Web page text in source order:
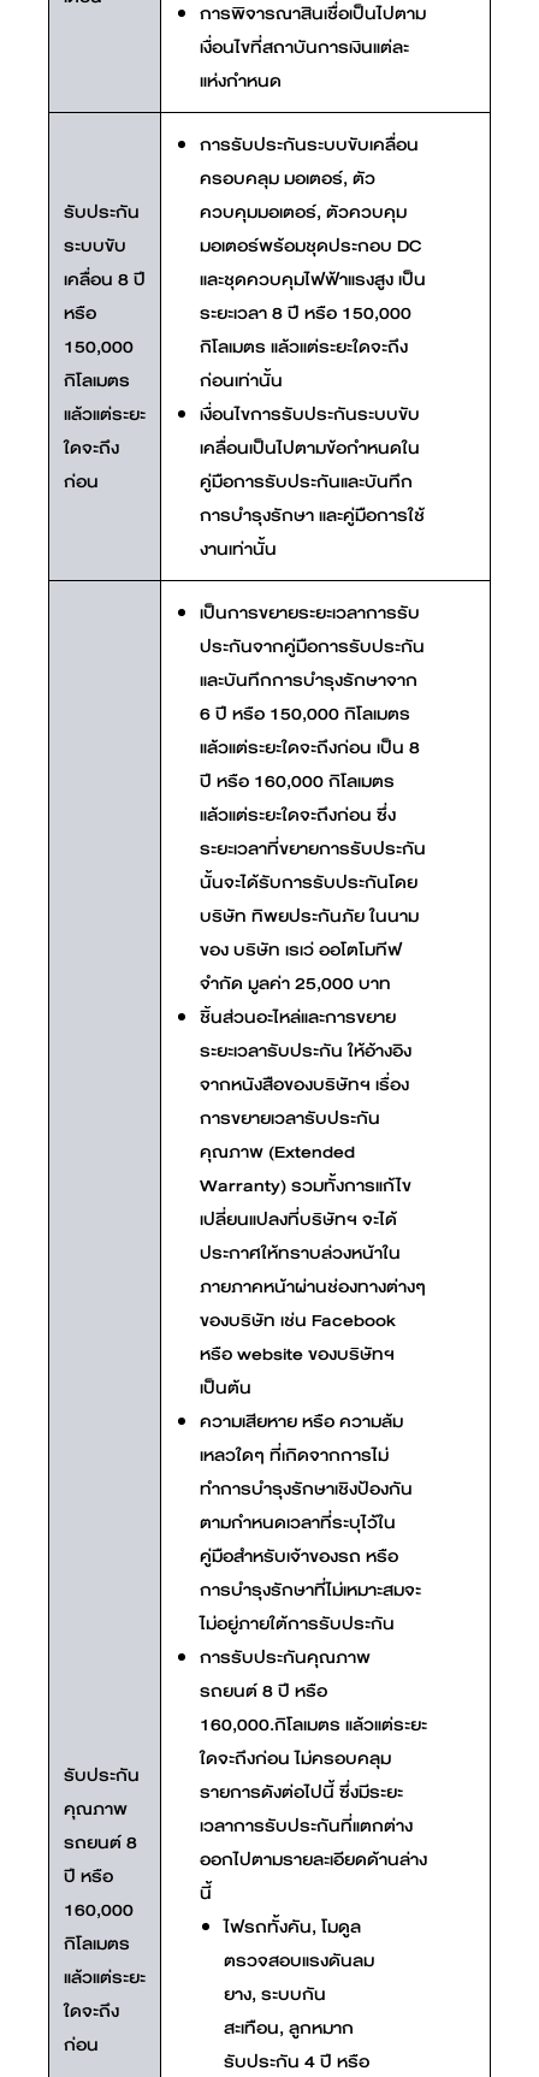
การพิจารณาสินเชื่อเป็นไปตาม
เงื่อนไขที่สถาบันการเงินแต่ละ
แห่งกำหนด
รับประกัน
ระบบขับ
เคลื่อน 8 ปี
หรือ
150,000
กิโลเมตร
แล้วแต่ระยะ
ใดจะถึง
ก่อน
การรับประกันระบบขับเคลื่อน
ครอบคลุม มอเตอร์, ตัว
ควบคุมมอเตอร์, ตัวควบคุม
มอเตอร์พร้อมชุดประกอบ DC
และชุดควบคุมไฟฟ้าแรงสูง เป็น
ระยะเวลา 8 ปี หรือ 150,000
กิโลเมตร แล้วแต่ระยะใดจะถึง
ก่อนเท่านั้น
เงื่อนไขการรับประกันระบบขับ
เคลื่อนเป็นไปตามข้อกำหนดใน
คู่มือการรับประกันและบันทึก
การบำรุงรักษา และคู่มือการใช้
งานเท่านั้น
รับประกัน
คุณภาพ
รถยนต์ 8
ปี หรือ
160,000
กิโลเมตร
แล้วแต่ระยะ
ใดจะถึง
ก่อน
เป็นการขยายระยะเวลาการรับ
ประกันจากคู่มือการรับประกัน
และบันทึกการบำรุงรักษาจาก
6 ปี หรือ 150,000 กิโลเมตร
แล้วแต่ระยะใดจะถึงก่อน เป็น 8
ปี หรือ 160,000 กิโลเมตร
แล้วแต่ระยะใดจะถึงก่อน ซึ่ง
ระยะเวลาที่ขยายการรับประกัน
นั้นจะได้รับการรับประกันโดย
บริษัท ทิพยประกันภัย ในนาม
ของ บริษัท เรเว่ ออโตโมทีฟ
จำกัด มูลค่า 25,000 บาท
ชิ้นส่วนอะไหล่และการขยาย
ระยะเวลารับประกัน ให้อ้างอิง
จากหนังสือของบริษัทฯ เรื่อง
การขยายเวลารับประกัน
คุณภาพ (Extended
Warranty) รวมทั้งการแก้ไข
เปลี่ยนแปลงที่บริษัทฯ จะได้
ประกาศให้ทราบล่วงหน้าใน
ภายภาคหน้าผ่านช่องทางต่างๆ
ของบริษัท เช่น Facebook
หรือ website ของบริษัทฯ
เป็นต้น
ความเสียหาย หรือ ความล้ม
เหลวใดๆ ที่เกิดจากการไม่
ทำการบำรุงรักษาเชิงป้องกัน
ตามกำหนดเวลาที่ระบุไว้ใน
คู่มือสำหรับเจ้าของรถ หรือ
การบำรุงรักษาที่ไม่เหมาะสมจะ
ไม่อยู่ภายใต้การรับประกัน
การรับประกันคุณภาพ
รถยนต์ 8 ปี หรือ
160,000.กิโลเมตร แล้วแต่ระยะ
ใดจะถึงก่อน ไม่ครอบคลุม
รายการดังต่อไปนี้ ซึ่งมีระยะ
เวลาการรับประกันที่แตกต่าง
ออกไปตามรายละเอียดด้านล่าง
นี้
ไฟรถทั้งคัน, โมดูล
ตรวจสอบแรงดันลม
ยาง, ระบบกัน
สะเทือน, ลูกหมาก
รับประกัน 4 ปี หรือ